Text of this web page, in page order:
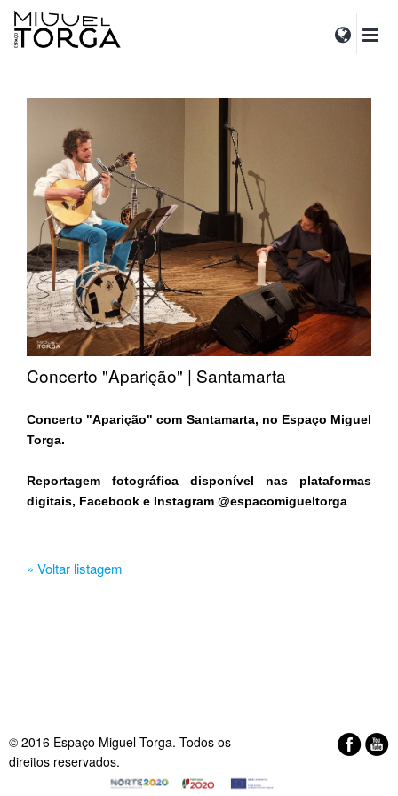
Concerto "Aparição" | Santamarta
Concerto "Aparição" com Santamarta, no Espaço Miguel
Torga​.
Reportagem fotográfica disponível nas plataformas
digitais, Facebook e Instagram @espacomigueltorga​
» Voltar listagem
© 2016 Espaço Miguel Torga. Todos os
direitos reservados.